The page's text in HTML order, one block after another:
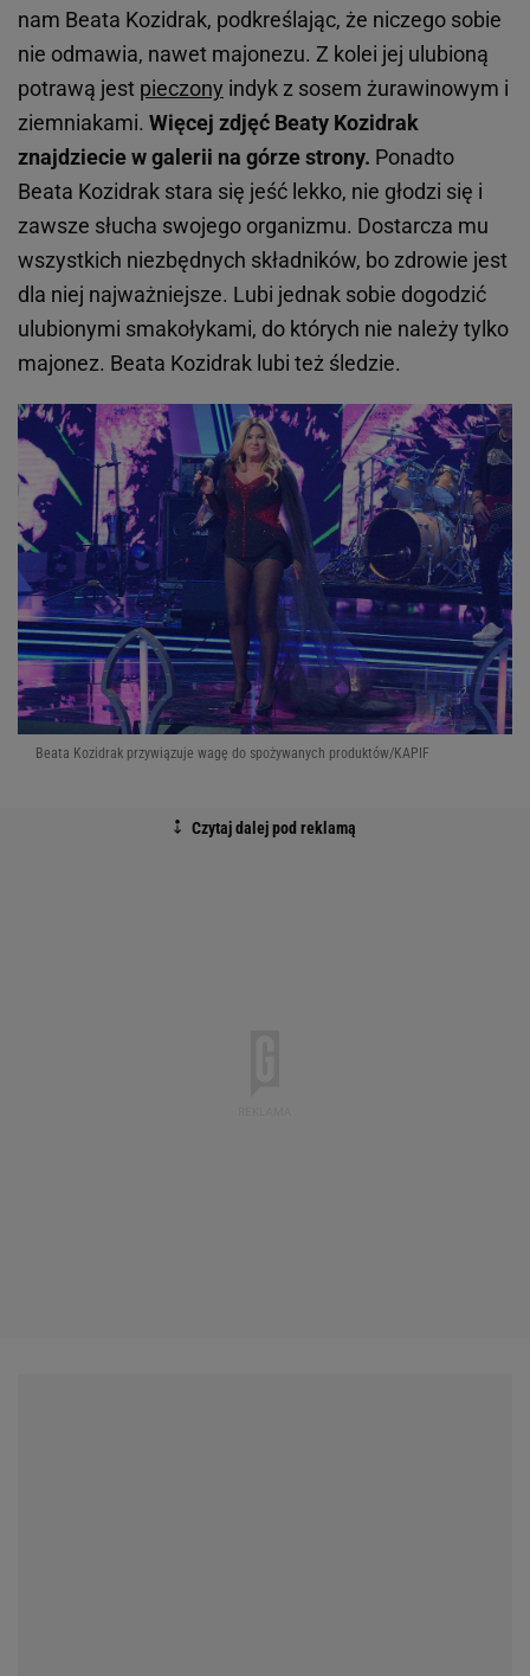
nam Beata Kozidrak, podkreślając, że niczego sobie
nie odmawia, nawet majonezu. Z kolei jej ulubioną
potrawą jest pieczony indyk z sosem żurawinowym i
ziemniakami. Więcej zdjęć Beaty Kozidrak
znajdziecie w galerii na górze strony. Ponadto
Beata Kozidrak stara się jeść lekko, nie głodzi się i
zawsze słucha swojego organizmu. Dostarcza mu
wszystkich niezbędnych składników, bo zdrowie jest
dla niej najważniejsze. Lubi jednak sobie dogodzić
ulubionymi smakołykami, do których nie należy tylko
majonez. Beata Kozidrak lubi też śledzie.
Beata Kozidrak przywiązuje wagę do spożywanych produktów/KAPIF